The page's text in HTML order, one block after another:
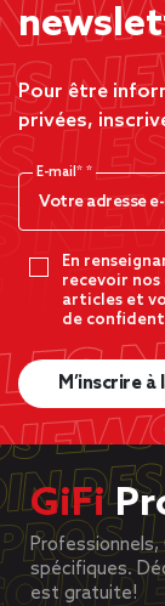
Pour être
privées,
E-mail*
En
recevoir
articles et
de
M’inscrire
GiFi
Professionnels,
spécifiques.
est gratuite!